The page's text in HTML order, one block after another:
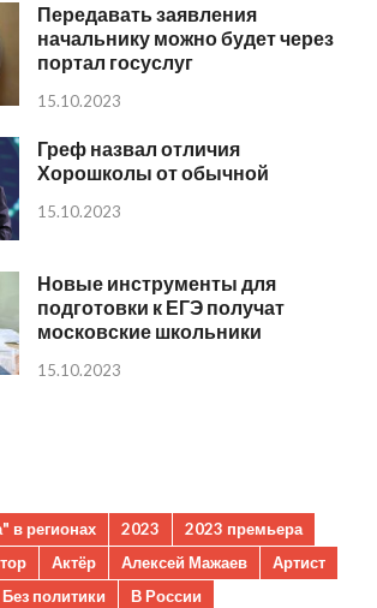
Передавать заявления
начальнику можно будет через
портал госуслуг
15.10.2023
Греф назвал отличия
Хорошколы от обычной
15.10.2023
Новые инструменты для
подготовки к ЕГЭ получат
московские школьники
15.10.2023
в регионах 2023
2023 премьера
Актёр Алексей Мажаев
Артист
Без политики
В России